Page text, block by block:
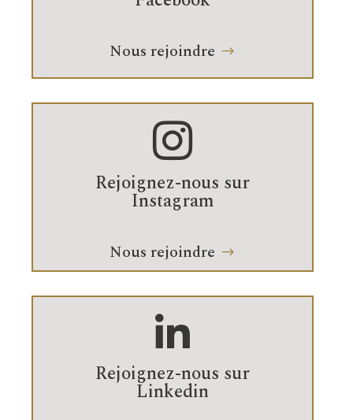
Nous rejoindre

Rejoignez-nous sur
Instagram
Nous rejoindre

Rejoignez-nous sur
Linkedin